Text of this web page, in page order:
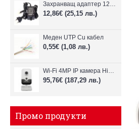
Захранващ адаптер 12V, 2A за камери за видеонаблюдение
12,86€ (25,15 лв.)
Меден UTP Cu кабел
0,55€ (1,08 лв.)
Wi-Fi 4MP IP камера Hikvision DS-2CD2443G2-IW(W)
95,76€ (187,29 лв.)
Промо продукти